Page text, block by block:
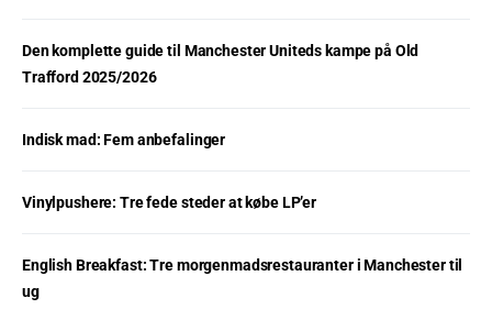
Den komplette guide til Manchester Uniteds kampe på Old
Trafford 2025/2026
Indisk mad: Fem anbefalinger
Vinylpushere: Tre fede steder at købe LP’er
English Breakfast: Tre morgenmadsrestauranter i Manchester til
ug